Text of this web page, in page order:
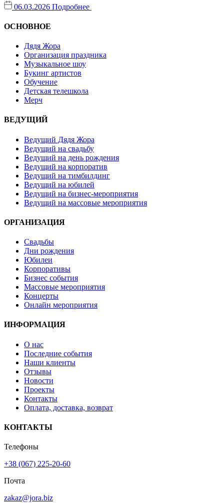
06.03.2026 Подробнее
ОСНОВНОЕ
Дядя Жора
Организация праздника
Музыкальное шоу
Букинг артистов
Обучение
Детская телешкола
Мерч
ВЕДУЩИЙ
Ведущий Дядя Жора
Ведущий на свадьбу
Ведущий на день рождения
Ведущий на корпоратив
Ведущий на тимбилдинг
Ведущий на юбилей
Ведущий на бизнес-мероприятия
Ведущий на массовые мероприятия
ОРГАНИЗАЦИЯ
Свадьбы
Дни рождения
Юбилеи
Корпоративы
Бизнес события
Массовые мероприятия
Концерты
Онлайн мероприятия
ИНФОРМАЦИЯ
О нас
Последние события
Наши клиенты
Отзывы
Новости
Проекты
Контакты
Оплата, доставка, возврат
КОНТАКТЫ
Телефоны
+38 (067) 225-20-60
Почта
zakaz@jora.biz